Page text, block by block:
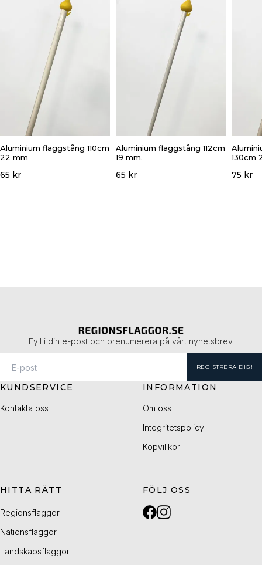
Aluminium flaggstång 110cm
22 mm
65 kr
Aluminium flaggstång 112cm
19 mm.
65 kr
130cm
75 kr
Fyll i din e-post och prenumerera på vårt nyhetsbrev.
REGISTRERA DIG!
KUNDSERVICE
Kontakta oss
INFORMATION
Om oss
Integritetspolicy
Köpvillkor
HITTA RÄTT
Regionsflaggor
Nationsflaggor
Landskapsflaggor
FÖLJ OSS